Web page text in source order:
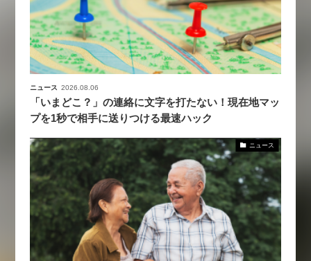
ニュース 2026.08.06
「いまどこ？」の連絡に文字を打たない！現在地マッ
プを1秒で相手に送りつける最速ハック
ニュース